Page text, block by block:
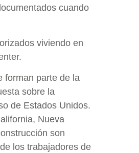
cuando
viviendo en
forman parte de la
sobre la
de Estados Unidos.
Nueva
son
los trabajadores de